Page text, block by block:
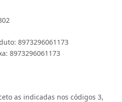
8973296061173
8973296061173
as indicadas nos códigos 3,